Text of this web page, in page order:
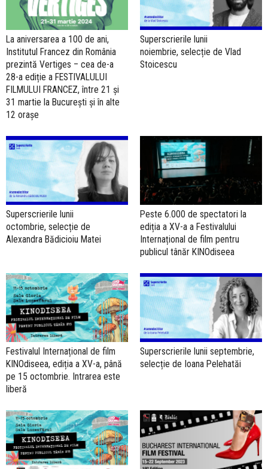
La aniversarea a 100 de ani,
Institutul Francez din România
prezintă Vertiges – cea de-a
28-a ediție a FESTIVALULUI
FILMULUI FRANCEZ, între 21 și
31 martie la București și în alte
12 orașe
Superscrierile lunii
noiembrie, selecție de Vlad
Stoicescu
Superscrierile lunii
octombrie, selecție de
Alexandra Bădicioiu Matei
Peste 6.000 de spectatori la
ediția a XV-a a Festivalului
Internațional de film pentru
publicul tânăr KINOdiseea
Festivalul Internațional de film
KINOdiseea, ediția a XV-a, până
pe 15 octombrie. Intrarea este
liberă
Superscrierile lunii septembrie,
selecție de Ioana Pelehatăi